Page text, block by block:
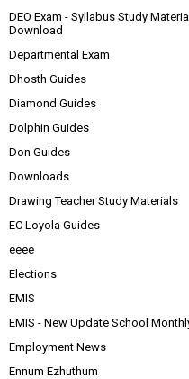
DEO Exam - Syllabus Study
Download
Departmental Exam
Dhosth Guides
Diamond Guides
Dolphin Guides
Don Guides
Downloads
Drawing Teacher Study Materials
EC Loyola Guides
eeee
Elections
EMIS
EMIS - New Update School
Employment News
Ennum Ezhuthum